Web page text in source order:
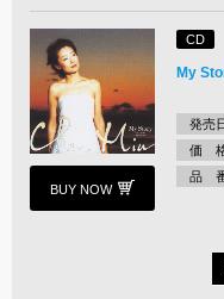
BUY NOW
CD
My
発売
価
品